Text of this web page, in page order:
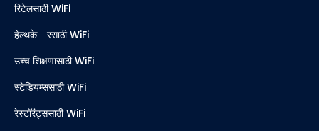
रिटेलसाठी WiFi
हेल्थकेअरसाठी WiFi
उच्च शिक्षणासाठी WiFi
स्टेडियम्ससाठी WiFi
रेस्टॉरंट्ससाठी WiFi